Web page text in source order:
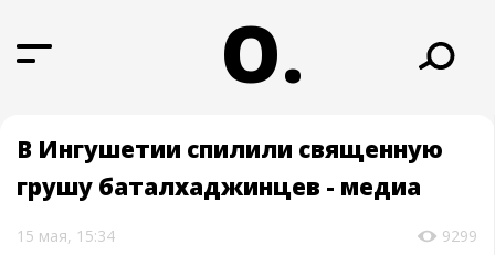
О.
В Ингушетии спилили священную
грушу баталхаджинцев - медиа
15 мая, 15:34 9299